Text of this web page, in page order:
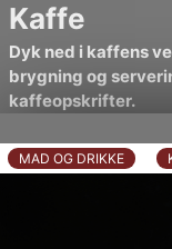
Kaffe
Dyk ned i kaffens
brygning og
kaffeopskrifter.
MAD OG DRIKKE